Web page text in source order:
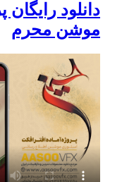
دانلود
موشن محرم